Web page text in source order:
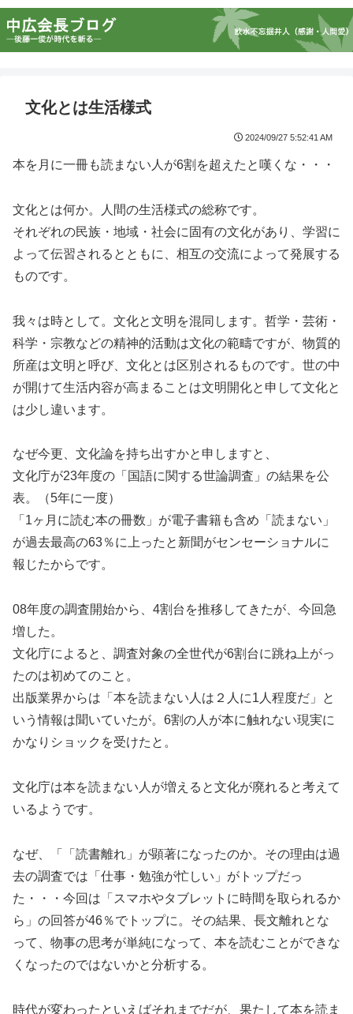
文化とは生活様式
2024/09/27 5:52:41 AM
本を月に一冊も読まない人が6割を超えたと嘆くな・・・
文化とは何か。人間の生活様式の総称です。
それぞれの民族・地域・社会に固有の文化があり、学習に
よって伝習されるとともに、相互の交流によって発展する
ものです。
我々は時として。文化と文明を混同します。哲学・芸術・
科学・宗教などの精神的活動は文化の範疇ですが、物質的
所産は文明と呼び、文化とは区別されるものです。世の中
が開けて生活内容が高まることは文明開化と申して文化と
は少し違います。
なぜ今更、文化論を持ち出すかと申しますと、
文化庁が23年度の「国語に関する世論調査」の結果を公
表。（5年に一度）
「1ヶ月に読む本の冊数」が電子書籍も含め「読まない」
が過去最高の63％に上ったと新聞がセンセーショナルに
報じたからです。
08年度の調査開始から、4割台を推移してきたが、今回急
増した。
文化庁によると、調査対象の全世代が6割台に跳ね上がっ
たのは初めてのこと。
出版業界からは「本を読まない人は２人に1人程度だ」と
いう情報は聞いていたが。6割の人が本に触れない現実に
かなりショックを受けたと。
文化庁は本を読まない人が増えると文化が廃れると考えて
いるようです。
なぜ、「「読書離れ」が顕著になったのか。その理由は過
去の調査では「仕事・勉強が忙しい」がトップだっ
た・・・今回は「スマホやタブレットに時間を取られるか
ら」の回答が46％でトップに。その結果、長文離れとな
って、物事の思考が単純になって、本を読むことができな
くなったのではないかと分析する。
時代が変わったといえばそれまでだが、果たして本を読ま